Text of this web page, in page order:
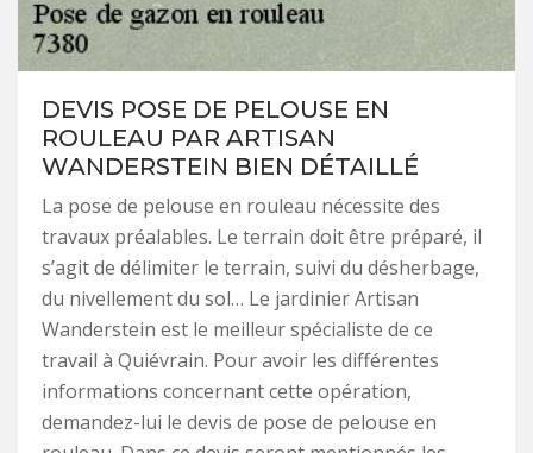
DEVIS POSE DE PELOUSE EN
ROULEAU PAR ARTISAN
WANDERSTEIN BIEN DÉTAILLÉ
La pose de pelouse en rouleau nécessite des
travaux préalables. Le terrain doit être préparé, il
s’agit de délimiter le terrain, suivi du désherbage,
du nivellement du sol… Le jardinier Artisan
Wanderstein est le meilleur spécialiste de ce
travail à Quiévrain. Pour avoir les différentes
informations concernant cette opération,
demandez-lui le devis de pose de pelouse en